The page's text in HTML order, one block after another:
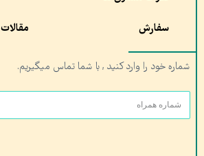
سفارش مقالات
شماره خود را وارد کنید , با شما تماس میگیریم.